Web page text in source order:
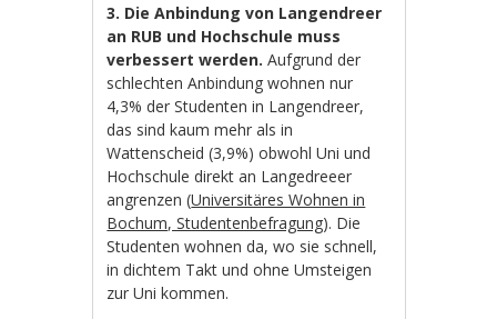
3. Die Anbindung von Langendreer
an RUB und Hochschule muss
verbessert werden.Aufgrund der
schlechten Anbindung wohnen nur
4,3% der Studenten in Langendreer,
das sind kaum mehr als in
Wattenscheid (3,9%) obwohl Uni und
Hochschule direkt an Langedreeer
angrenzen (Universitäres Wohnen in
Bochum, Studentenbefragung). Die
Studenten wohnen da, wo sie schnell,
in dichtem Takt und ohne Umsteigen
zur Uni kommen.